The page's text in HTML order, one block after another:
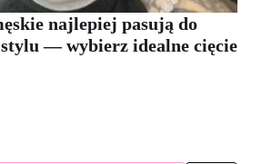
najlepiej pasują do
— wybierz idealne cięcie